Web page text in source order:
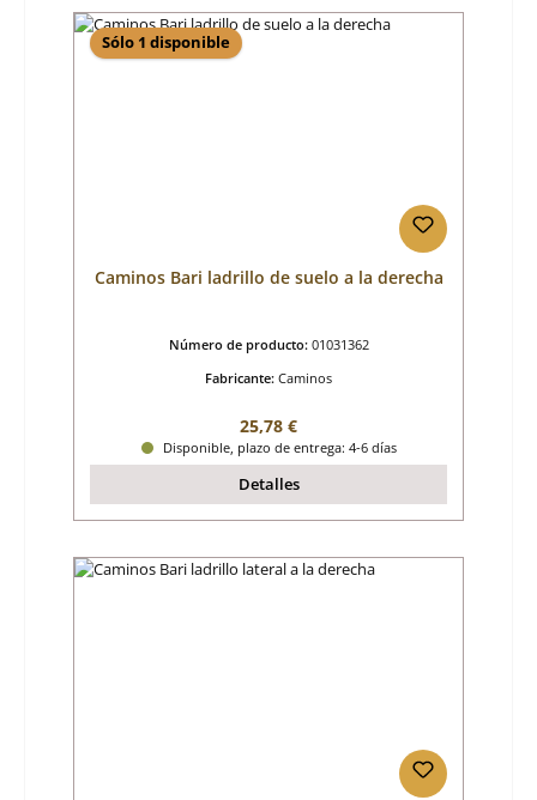
Sólo 1 disponible
Caminos Bari ladrillo de suelo a la derecha
Número de producto: 01031362
Fabricante: Caminos
Precio normal:
25,78 €
Disponible, plazo de entrega: 4-6 días
Detalles